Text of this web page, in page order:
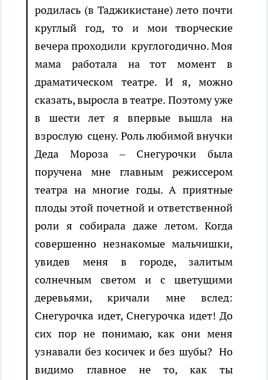
родилась (в Таджикистане) лето почти
круглый год, то и мои творческие
вечера проходили круглогодично. Моя
мама работала на тот момент в
драматическом театре. И я, можно
сказать, выросла в театре. Поэтому уже
в шести лет я впервые вышла на
взрослую сцену. Роль любимой внучки
Деда Мороза – Снегурочки была
поручена мне главным режиссером
театра на многие годы. А приятные
плоды этой почетной и ответственной
роли я собирала даже летом. Когда
совершенно незнакомые мальчишки,
увидев меня в городе, залитым
солнечным светом и с цветущими
деревьями, кричали мне вслед:
Снегурочка идет, Снегурочка идет! До
сих пор не понимаю, как они меня
узнавали без косичек и без шубы? Но
видимо главное не то, как ты